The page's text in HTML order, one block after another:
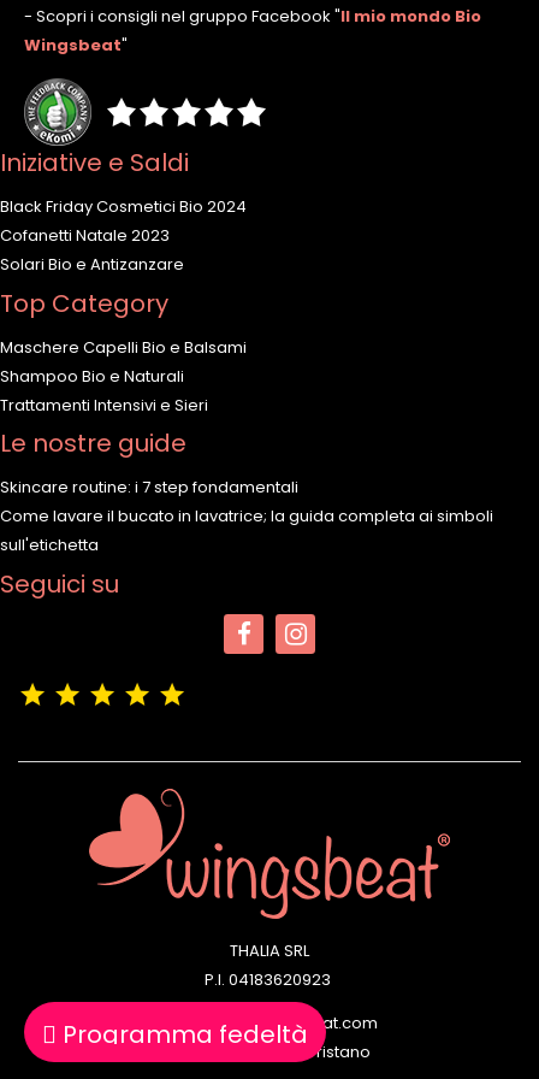
- Scopri i consigli nel gruppo Facebook "Il mio mondo Bio
Wingsbeat"
Iniziative e Saldi
Black Friday Cosmetici Bio 2024
Cofanetti Natale 2023
Solari Bio e Antizanzare
Top Category
Maschere Capelli Bio e Balsami
Shampoo Bio e Naturali
Trattamenti Intensivi e Sieri
Le nostre guide
Skincare routine: i 7 step fondamentali
Come lavare il bucato in lavatrice; la guida completa ai simboli
sull'etichetta
Seguici su
Programma fedeltà
THALIA SRL
P.I. 04183620923
Email: info@wingsbeat.com
Negozi: Cagliari | Oristano